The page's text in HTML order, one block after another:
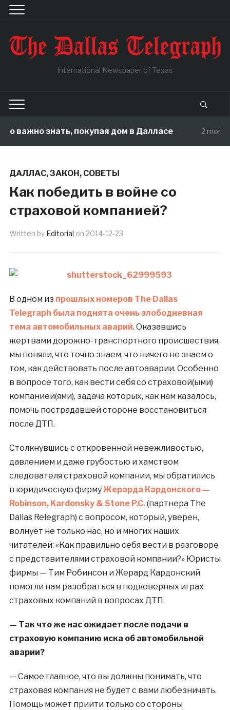
International Newspaper of Texas
знать, покупая дом в Далласе 2 months ago
ДАЛЛАС,ЗАКОН , СОВЕТЫ
Как победить в войне со
страховой компанией?
Written by Editorial on 2014-12-23
В одном из прошлых номеров The Dallas
Telegraph была поднята очень злободневная
тема автомобильных аварий. Оказавшись
жертвами дорожно-транспортного происшествия,
мы поняли, что точно знаем, что ничего не знаем о
том, как действовать после автоаварии. Особенно
в вопросе того, как вести себя со страховой(ыми)
компанией(ями), задача которых, как нам казалось,
помочь пострадавшей стороне восстановиться
после ДТП.
Столкнувшись с откровенной невежливостью,
давлением и даже грубостью и хамством
следователя страховой компании, мы обратились
в юридическую фирмуЖерарда Кардонского —
Robinson, Kardonsky & Stone P.C.(партнера The
Dallas Relegraph) с вопросом, который, уверен,
волнует не только нас, но и многих наших
читателей: «Как правильно себя вести в разговоре
с представителями страховой компании?» Юристы
фирмы — Тим Робинсон и Жерард Кардонский
помогли нам разобраться в подковерных играх
страховых компаний в вопросах ДТП.
— Так что же нас ожидает после подачи в
страховую компанию иска об автомобильной
аварии?
— Самое главное, что вы должны понимать, что
страховая компания не будет с вами любезничать.
Помощь может прийти только со стороны